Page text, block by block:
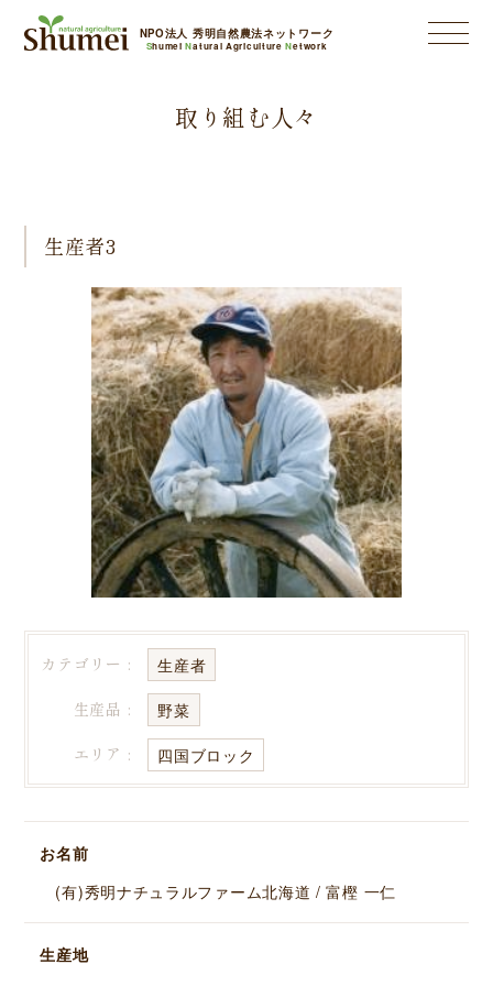
NPO法人 秀明自然農法ネットワーク
ShumeiNatural AgricultureNetwork
取り組む人々
生産者3
カテゴリー : 生産者
生産品 : 野菜
エリア : 四国ブロック
お名前
(有)秀明ナチュラルファーム北海道 / 富樫 一仁
生産地